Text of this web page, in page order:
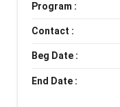
Program :
Contact :
Beg Date :
End Date :